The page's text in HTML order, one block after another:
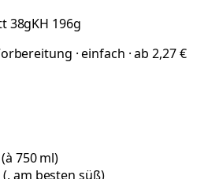
38gKH 196g
· einfach · ab 2,27 €
(à 750 ml)
(, am besten süß)